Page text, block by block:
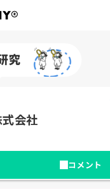
究
会社
コメント